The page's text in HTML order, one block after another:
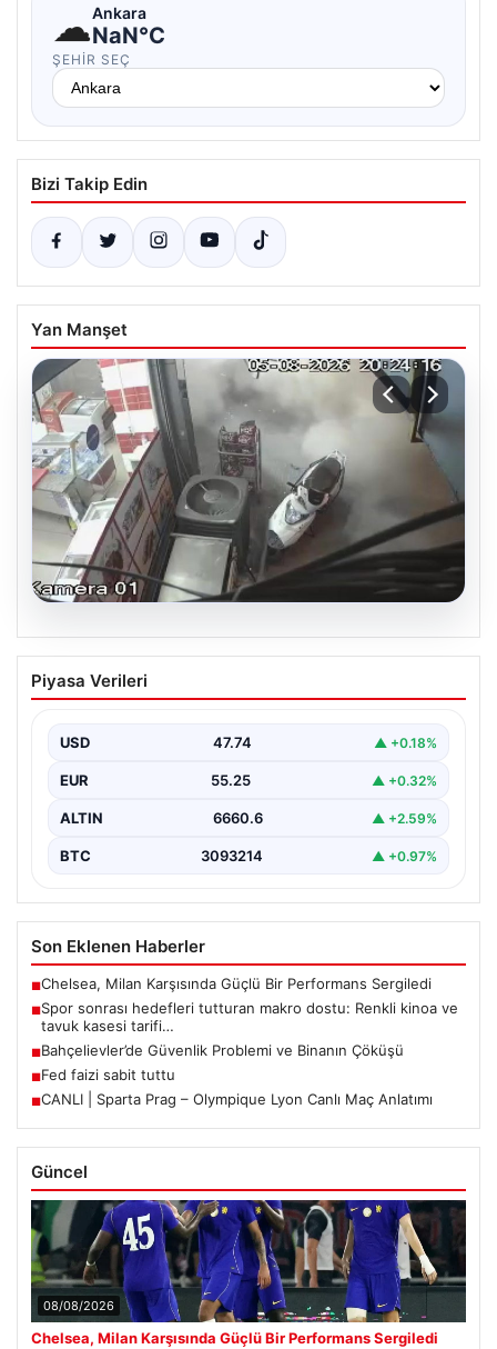
☁Ankara
NaN°C
ŞEHIR SEÇ
Bizi Takip Edin
Yan Manşet
06.08.2026
Bahçelievler’de Güvenlik Problemi ve
Binanın Çöküşü
Mahallesi Taşova Sokak’ta korkutucu bir olay yaşandı.
Yaklaşık 38…
Piyasa Verileri
USD 47.74 ▲ +0.18%
EUR 55.25 ▲ +0.32%
ALTIN 6660.6 ▲ +2.59%
BTC 3093214 ▲ +0.97%
Son Eklenen Haberler
■Chelsea, Milan Karşısında Güçlü Bir Performans Sergiledi
■Spor sonrası hedefleri tutturan makro dostu: Renkli kinoa ve
tavuk kasesi tarifi…
■Bahçelievler’de Güvenlik Problemi ve Binanın Çöküşü
■Fed faizi sabit tuttu
■CANLI | Sparta Prag – Olympique Lyon Canlı Maç Anlatımı
Güncel
08/08/2026
Chelsea, Milan Karşısında Güçlü Bir Performans Sergiledi